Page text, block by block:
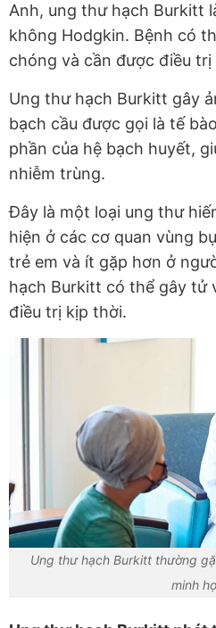
Anh, ung thư hạch Burkitt
không Hodgkin. Bệnh có
chóng và cần được điều
Ung thư hạch Burkitt gây
bạch cầu được gọi là tế
phần của hệ bạch huyết,
nhiễm trùng.
Đây là một loại ung thư
hiện ở các cơ quan vùng
trẻ em và ít gặp hơn ở
hạch Burkitt có thể gây tử
điều trị kịp thời.
Ung thư hạch Burkitt thường
minh